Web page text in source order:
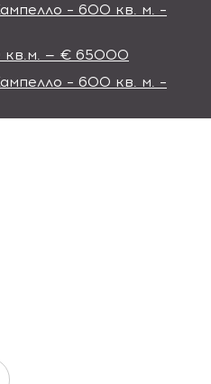
– 600 кв. м. –
кв.м. — € 65000
– 600 кв. м. –